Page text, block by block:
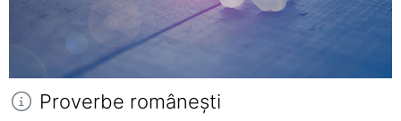
Proverbe româneşti